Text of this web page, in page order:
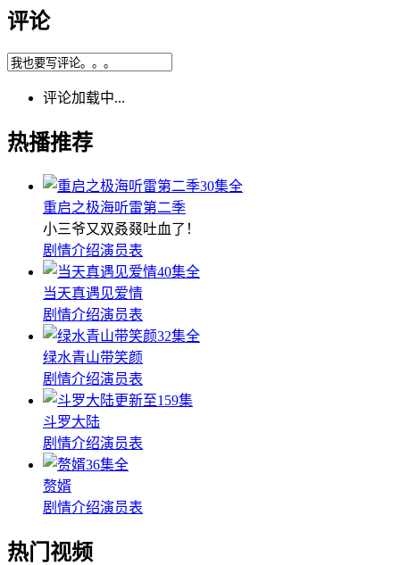
评论
评论加载中...
热播推荐
30集全
重启之极海听雷第二季
小三爷又双叒叕吐血了！
剧情介绍演员表
40集全
当天真遇见爱情
剧情介绍演员表
32集全
绿水青山带笑颜
剧情介绍演员表
更新至159集
斗罗大陆
剧情介绍演员表
36集全
赘婿
剧情介绍演员表
热门视频